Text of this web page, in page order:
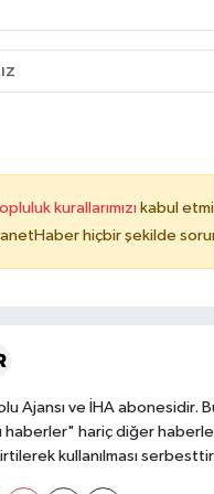
kurallarımızı kabul
hiçbir şekilde
Ajansı ve İHA abonesidir.
haberler" hariç diğer
kullanılması